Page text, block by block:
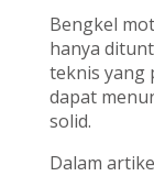
Bengkel
hanya
teknis yang
dapat
solid.
Dalam